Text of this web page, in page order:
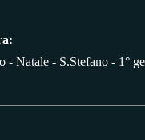
- Natale - S.Stefano - 1°